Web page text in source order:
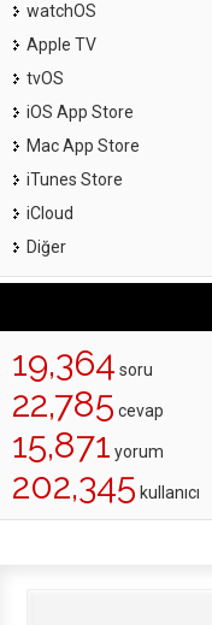
watchOS
Apple TV
tvOS
iOS App Store
Mac App Store
iTunes Store
iCloud
Diğer
19,364 soru
22,785 cevap
15,871 yorum
202,345 kullanıcı